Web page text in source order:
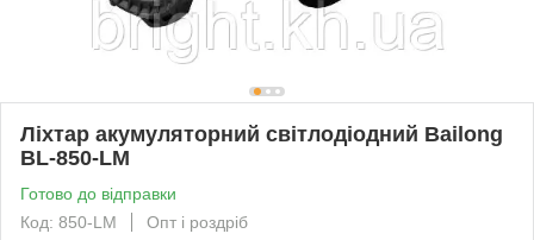
Ліхтар акумуляторний світлодіодний Bailong
BL-850-LM
Готово до відправки
Код: 850-LM
Опт і роздріб